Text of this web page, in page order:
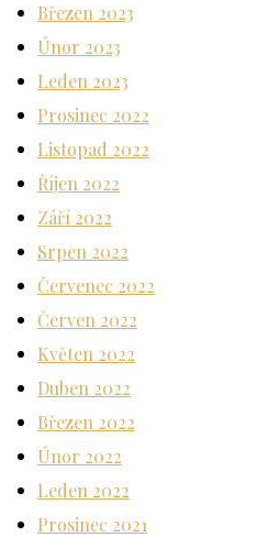
Březen 2023
Únor 2023
Leden 2023
Prosinec 2022
Listopad 2022
Říjen 2022
Září 2022
Srpen 2022
Červenec 2022
Červen 2022
Květen 2022
Duben 2022
Březen 2022
Únor 2022
Leden 2022
Prosinec 2021